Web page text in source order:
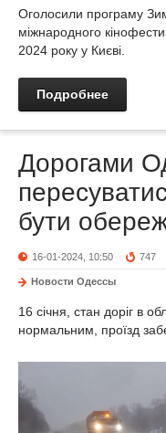
Оголосили програму
міжнародного
2024 року у Києві.
Подробнее
Дорогами
бути
16-01-2024, 10:50 747
Новости Одессы
16 січня, стан доріг в
нормальним, проїзд